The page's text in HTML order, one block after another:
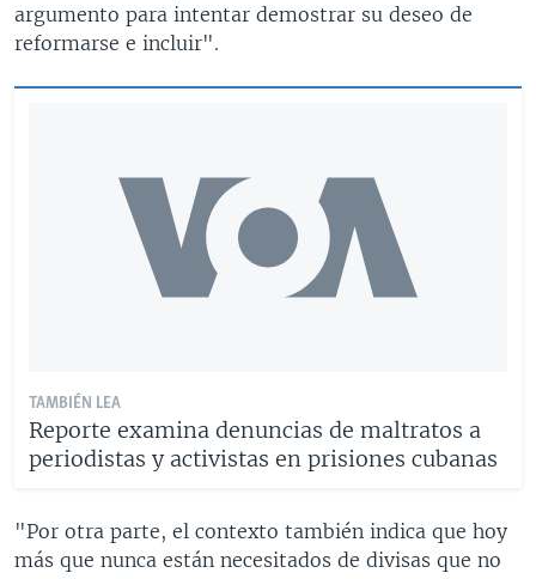
argumento para intentar demostrar su deseo de
reformarse e incluir".
TAMBIÉN LEA
Reporte examina denuncias de maltratos a
periodistas y activistas en prisiones cubanas
"Por otra parte, el contexto también indica que hoy
más que nunca están necesitados de divisas que no